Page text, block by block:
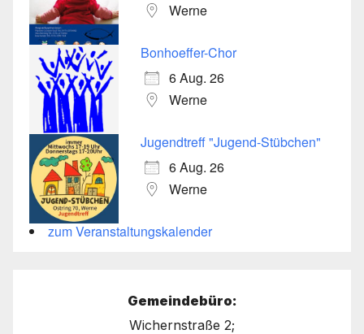
Werne
Bonhoeffer-Chor
6 Aug. 26
Werne
Jugendtreff "Jugend-Stübchen"
6 Aug. 26
Werne
zum Veranstaltungskalender
Gemeindebüro:
Wichernstraße 2;